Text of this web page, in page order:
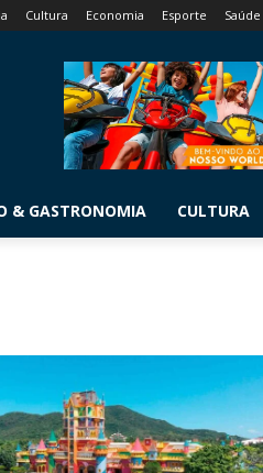
Cultura Economia Esporte Saúde
& GASTRONOMIA CULTURA